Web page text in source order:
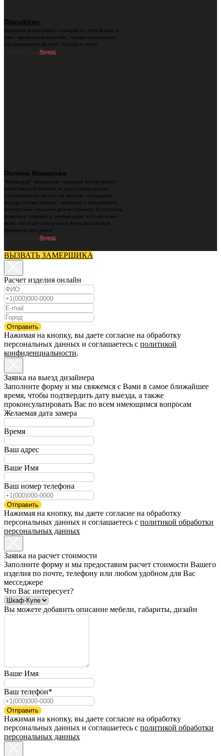
Dianakiten
Широкий ассортимент товаров на любой вкус и
цвет, прекрасное качество, профессиональное
обслуживание) Делают быстро и четко
Яндекс
Полина Макарова
"Командор" предлагает широкий ассортимент
качественной мебели по доступным ценам.
Обслуживание просто на высоте! сотрудники
всегда готовы помочь с выбором и предложить
интересные решения для интерьера. Я осталась
довольна покупкой и рекомендую этот магазин
всем, кто ищет стильные и функциональные
предметы для дома!
Яндекс
ВЫЗВАТЬ ЗАМЕРЩИКА
Расчет изделия онлайн
Отправить
Нажимая на кнопку, вы даете согласие на обработку
персональных данных и соглашаетесь c политикой
конфиденциальности.
Заявка на выезд дизайнера
Заполните форму и мы свяжемся с Вами в самое ближайшее
время, чтобы подтвердить дату выезда, а также
проконсультировать Вас по всем имеющимся вопросам
Желаемая дата замера
Время
Ваш адрес
Ваше Имя
Ваш номер телефона
Отправить
Нажимая на кнопку, вы даете согласие на обработку
персональных данных и соглашаетесь c политикой обработки
персональных данных
Заявка на расчет стоимости
Заполните форму и мы предоставим расчет стоимости Вашего
изделия по почте, телефону или любом удобном для Вас
месседжере
Что Вас интересует?
Вы можете добавить описание мебели, габариты, дизайн
Ваше Имя
Ваш телефон*
Отправить
Нажимая на кнопку, вы даете согласие на обработку
персональных данных и соглашаетесь c политикой обработки
персональных данных